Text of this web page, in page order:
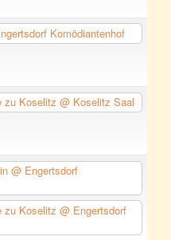
Komödiantenhof
zu Koselitz @ Koselitz Saal
@ Engertsdorf
zu Koselitz @ Engertsdorf